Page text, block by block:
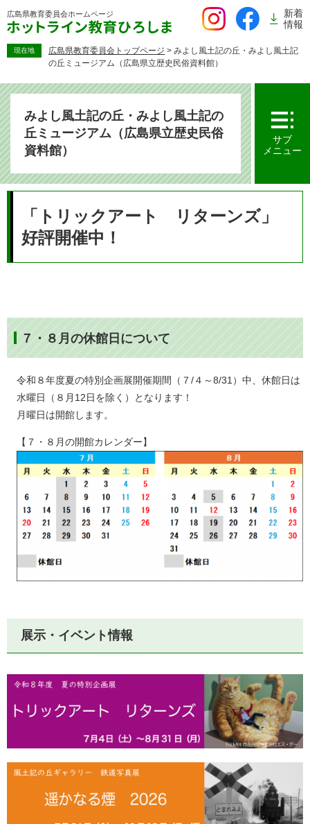
ー
広島県教育委員会ホームページ
新着
情報
現在地 広島県教育委員会トップページ > みよし風土記の丘・みよし風土記
の丘ミュージアム（広島県立歴史民俗資料館）
みよし風土記の丘・みよし風土記の
丘ミュージアム（広島県立歴史民俗
資料館）
サブ
メニュー
「トリックアート リターンズ」
好評開催中！
７・８月の休館日について
令和８年度夏の特別企画展開催期間（７/４～8/31）中、休館日は
水曜日（８月12日を除く）となります！
月曜日は開館します。
【７・８月の開館カレンダー】
展示・イベント情報